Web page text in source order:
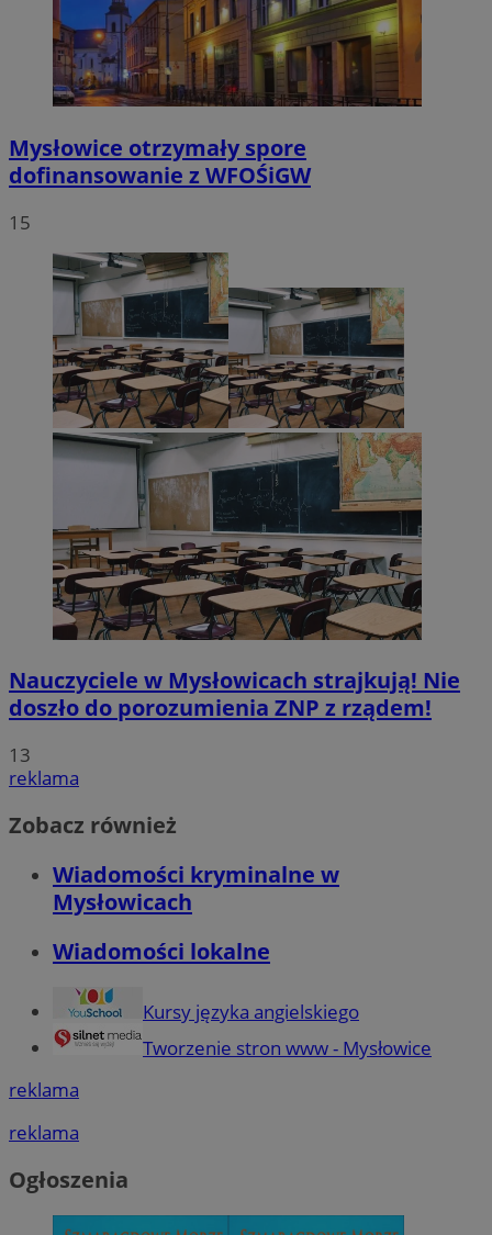
Mysłowice otrzymały spore
dofinansowanie z WFOŚiGW
15
Nauczyciele w Mysłowicach strajkują! Nie
doszło do porozumienia ZNP z rządem!
13
reklama
Zobacz również
Wiadomości kryminalne w
Mysłowicach
Wiadomości lokalne
Kursy języka angielskiego
Tworzenie stron www - Mysłowice
reklama
reklama
Ogłoszenia